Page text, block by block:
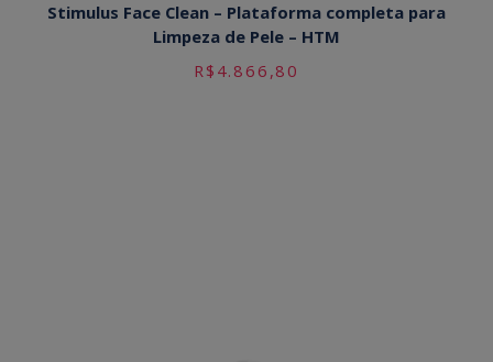
Stimulus Face Clean – Plataforma completa para
Limpeza de Pele – HTM
R$ 4.866,80